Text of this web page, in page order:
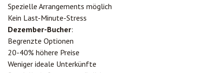
Spezielle Arrangements möglich
Kein Last-Minute-Stress
Dezember-Bucher:
Begrenzte Optionen
20-40% höhere Preise
Weniger ideale Unterkünfte